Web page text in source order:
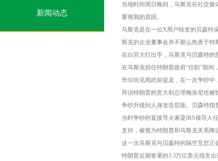
新闻动态
当地时间周日晚间，马斯克在社交
重视我的原因。
马斯克是在一位X用户转发的贝森特
斯克的企业董事会并不那么热衷于特
在白宫大打出手，马斯克与贝森特的
在马斯克担任特朗普政府“任职”期间
华尔街见闻此前提及，在一次争吵
拜访特朗普的意大利总理梅洛尼也
争吵升级到人身攻击层面。贝森特
当时争吵的直接导火索是IRS领导人
支持，被视为特朗普和马斯克关系降
这一次马斯克与贝森特的隔空互怼
特朗普近期签署的3.3万亿美元指支